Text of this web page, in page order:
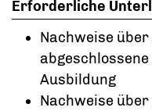
Erforderliche
Nachweise
Ausbildung
Nachweise